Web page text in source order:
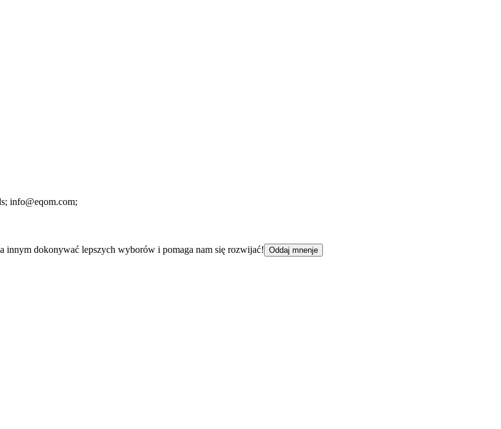
info@eqom.com;
innym dokonywać lepszych wyborów i pomaga nam się rozwijać! Oddaj mnenje